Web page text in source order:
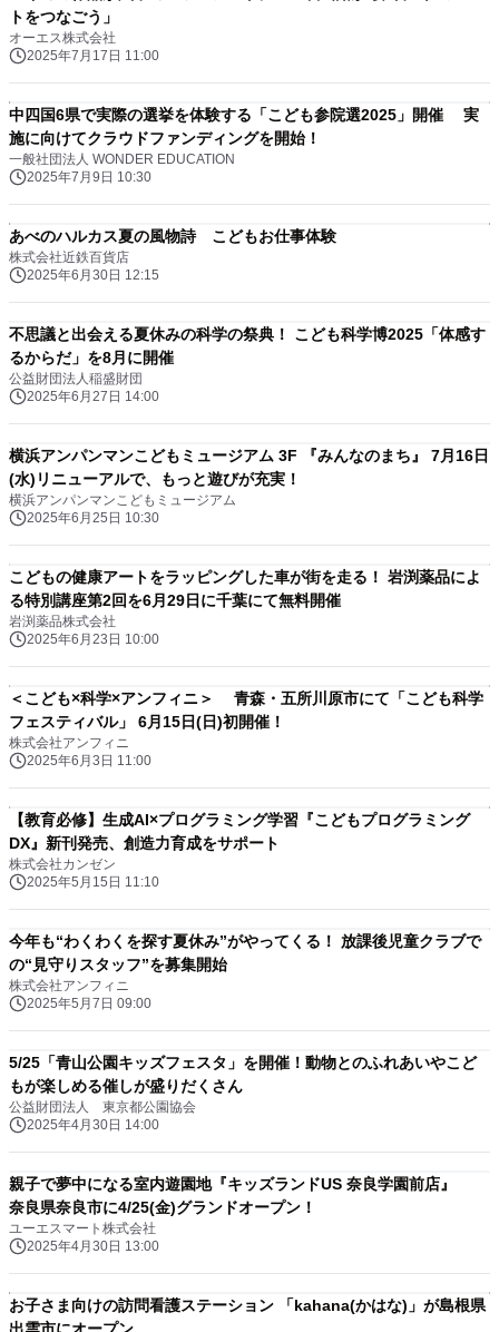
トをつなごう」
オーエス株式会社
2025年7月17日 11:00
中四国6県で実際の選挙を体験する「こども参院選2025」開催 実
施に向けてクラウドファンディングを開始！
一般社団法人 WONDER EDUCATION
2025年7月9日 10:30
あべのハルカス夏の風物詩 こどもお仕事体験
株式会社近鉄百貨店
2025年6月30日 12:15
不思議と出会える夏休みの科学の祭典！ こども科学博2025「体感す
るからだ」を8月に開催
公益財団法人稲盛財団
2025年6月27日 14:00
横浜アンパンマンこどもミュージアム 3F 『みんなのまち』 7月16日
(水)リニューアルで、もっと遊びが充実！
横浜アンパンマンこどもミュージアム
2025年6月25日 10:30
こどもの健康アートをラッピングした車が街を走る！ 岩渕薬品によ
る特別講座第2回を6月29日に千葉にて無料開催
岩渕薬品株式会社
2025年6月23日 10:00
＜こども×科学×アンフィニ＞ 青森・五所川原市にて「こども科学
フェスティバル」 6月15日(日)初開催！
株式会社アンフィニ
2025年6月3日 11:00
【教育必修】生成AI×プログラミング学習『こどもプログラミング
DX』新刊発売、創造力育成をサポート
株式会社カンゼン
2025年5月15日 11:10
今年も“わくわくを探す夏休み”がやってくる！ 放課後児童クラブで
の“見守りスタッフ”を募集開始
株式会社アンフィニ
2025年5月7日 09:00
5/25「青山公園キッズフェスタ」を開催！動物とのふれあいやこど
もが楽しめる催しが盛りだくさん
公益財団法人 東京都公園協会
2025年4月30日 14:00
親子で夢中になる室内遊園地『キッズランドUS 奈良学園前店』
奈良県奈良市に4/25(金)グランドオープン！
ユーエスマート株式会社
2025年4月30日 13:00
お子さま向けの訪問看護ステーション 「kahana(かはな)」が島根県